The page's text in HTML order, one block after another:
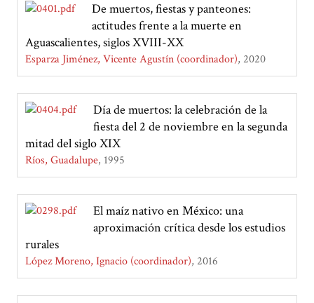
De muertos, fiestas y panteones:
actitudes frente a la muerte en
Aguascalientes, siglos XVIII-XX
Esparza Jiménez, Vicente Agustín (coordinador) 2020
Día de muertos: la celebración de la
fiesta del 2 de noviembre en la segunda
mitad del siglo XIX
Ríos, Guadalupe 1995
El maíz nativo en México: una
aproximación crítica desde los estudios
rurales
López Moreno, Ignacio (coordinador) 2016